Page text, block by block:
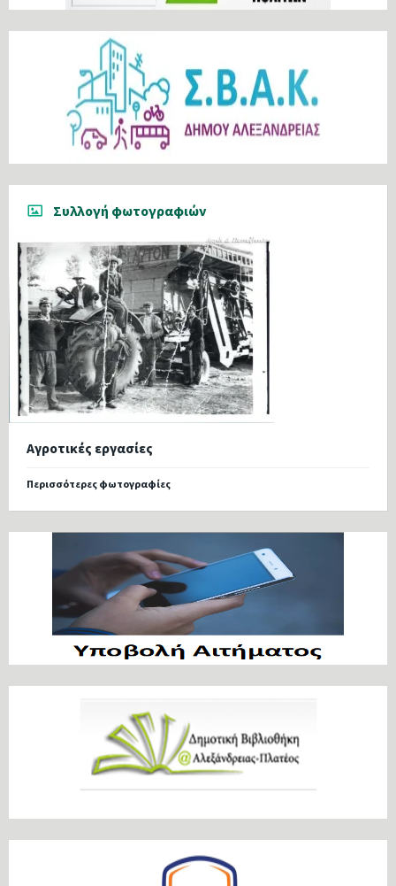
Συλλογή φωτογραφιών
Αγροτικές εργασίες
Περισσότερες φωτογραφίες